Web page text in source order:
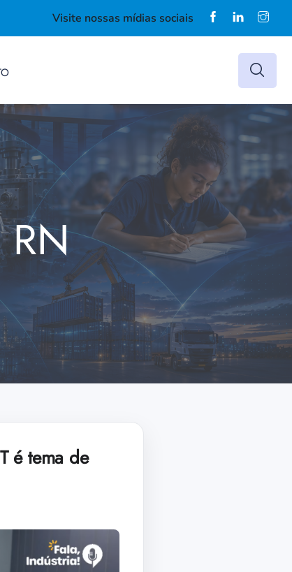
Visite nossas mídias sociais
é tema de